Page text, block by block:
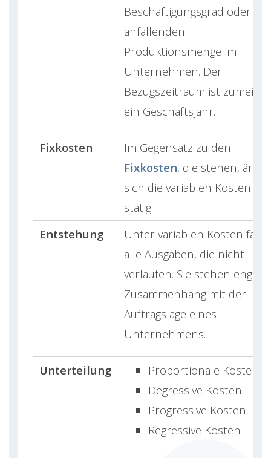
Beschäftigungsgrad oder der
anfallenden
Produktionsmenge im
Unternehmen. Der
Bezugszeitraum ist zumeist
ein Geschäftsjahr.
Fixkosten
Im Gegensatz zu den
Fixkosten, die stehen,
sich die variablen Kosten
stätig.
Entstehung
Unter variablen Kosten
alle Ausgaben, die nicht
verlaufen. Sie stehen eng im
Zusammenhang mit der
Auftragslage eines
Unternehmens.
Unterteilung
Proportionale Kosten
Degressive Kosten
Progressive Kosten
Regressive Kosten